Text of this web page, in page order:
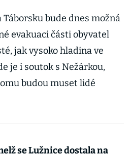
bude dnes možná
evakuaci části obyvatel
jak vysoko hladina ve
je i soutok s Nežárkou,
budou muset lidé
se Lužnice dostala na